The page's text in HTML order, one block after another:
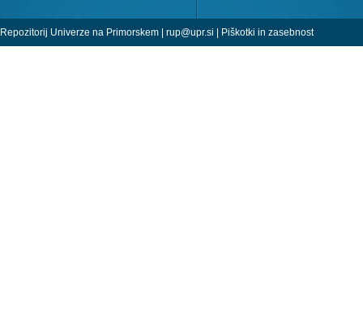
Repozitorij Univerze na Primorskem | rup@upr.si | Piškotki in zasebnost